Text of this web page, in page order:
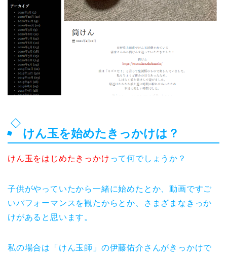
けん玉を始めたきっかけは？
けん玉をはじめたきっかけ って何でしょうか？
子供がやっていたから一緒に始めたとか、動画ですご
いパフォーマンスを観たからとか、さまざまなきっか
けがあると思います。
私の場合は「けん玉師」の伊藤佑介さんがきっかけで